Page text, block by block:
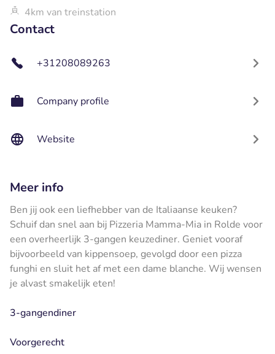
4km van treinstation
Contact
+31208089263
Company profile
Website
Meer info
Ben jij ook een liefhebber van de Italiaanse keuken?
Schuif dan snel aan bij Pizzeria Mamma-Mia in Rolde voor
een overheerlijk 3-gangen keuzediner. Geniet vooraf
bijvoorbeeld van kippensoep, gevolgd door een pizza
funghi en sluit het af met een dame blanche. Wij wensen
je alvast smakelijk eten!
3-gangendiner
Voorgerecht